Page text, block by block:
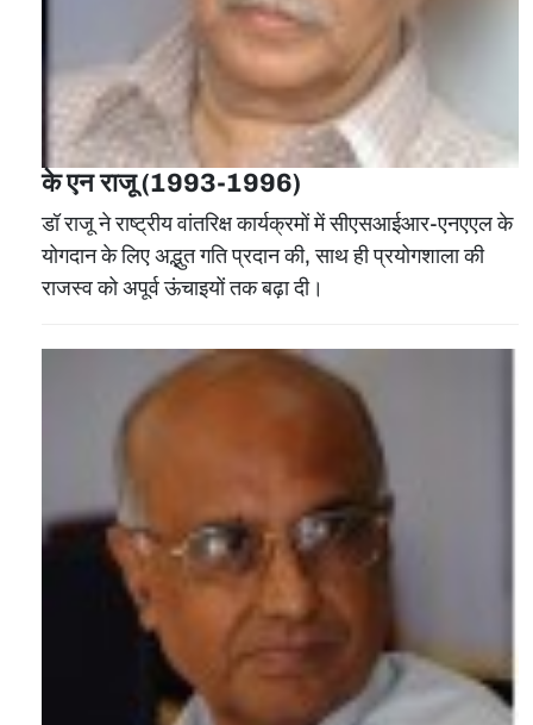
के एन राजू (1993-1996)
डॉ राजू ने राष्ट्रीय वांतरिक्ष कार्यक्रमों में सीएसआईआर-एनएएल के
योगदान के लिए अद्भुत गति प्रदान की, साथ ही प्रयोगशाला की
राजस्व को अपूर्व ऊंचाइयों तक बढ़ा दी।